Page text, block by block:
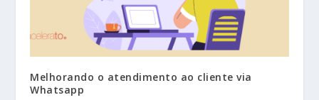
Melhorando o atendimento ao cliente via
Whatsapp